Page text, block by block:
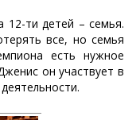
12-ти детей – семья.
все, но семья
есть нужное
он участвует в